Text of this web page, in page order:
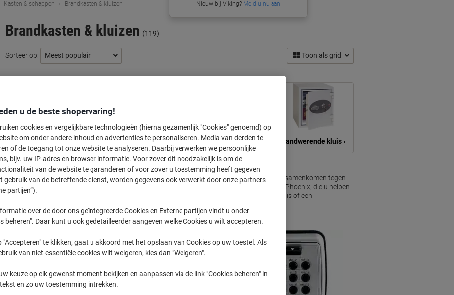
Nieuw bij Viking?Meld u nu aan
Kasten & schappen Brandkasten & kluizen
Brandkasten & kluizen (119)
Sorteer op: Toon als grid
Elektronisch Slot › Vingerafdrukvergrendeling › Sleutel › Brandwerende kluis ›
Welkom bij onze categorie voor Brandkasten & kluizen, waar veiligheid en betrouwbaarheid samenkomen tegen
de Best Price. Ontdek een breed scala aan opties, waaronder gerenommeerde merken zoals Phoenix, die u helpen
uw waardevolle bezittingen te beschermen. Of u nu op zoek bent naar een brandwerende kluis of een
u de beste shopervaring!
cookies en vergelijkbare technologieën (hierna gezamenlijk "Cookies" genoemd) op
om onder andere inhoud en advertenties te personaliseren. Media van derden te
of de toegang tot onze website te analyseren. Daarbij verwerken we persoonlijke
bijv. uw IP-adres en browser informatie. Voor zover dit noodzakelijk is om de
van de website te garanderen of voor zover u toestemming heeft gegeven
gebruik van de betreffende dienst, worden gegevens ook verwerkt door onze partners
partijen”).
over de door ons geïntegreerde Cookies en Externe partijen vindt u onder
beheren". Daar kunt u ook gedetailleerder aangeven welke Cookies u wilt accepteren.
"Accepteren" te klikken, gaat u akkoord met het opslaan van Cookies op uw toestel. Als
van niet-essentiële cookies wilt weigeren, kies dan "Weigeren".
keuze op elk gewenst moment bekijken en aanpassen via de link "Cookies beheren" in
en zo uw toestemming intrekken.